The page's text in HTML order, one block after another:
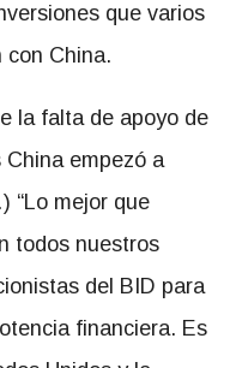
que varios
con China.
la falta de apoyo de
China empezó a
“Lo mejor que
todos nuestros
del BID para
financiera. Es